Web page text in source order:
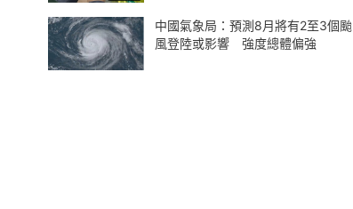
中國氣象局：預測8月將有2至3個颱
風登陸或影響 強度總體偏強